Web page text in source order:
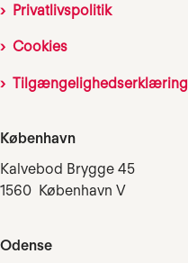
Privatlivspolitik
Cookies
Tilgængelighedserklæring
København
Kalvebod Brygge 45
1560 København V
Odense